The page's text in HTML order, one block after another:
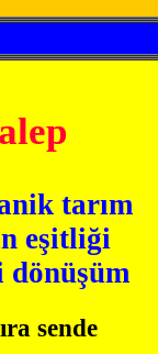
tarım
eşitliği
dönüşüm
sende